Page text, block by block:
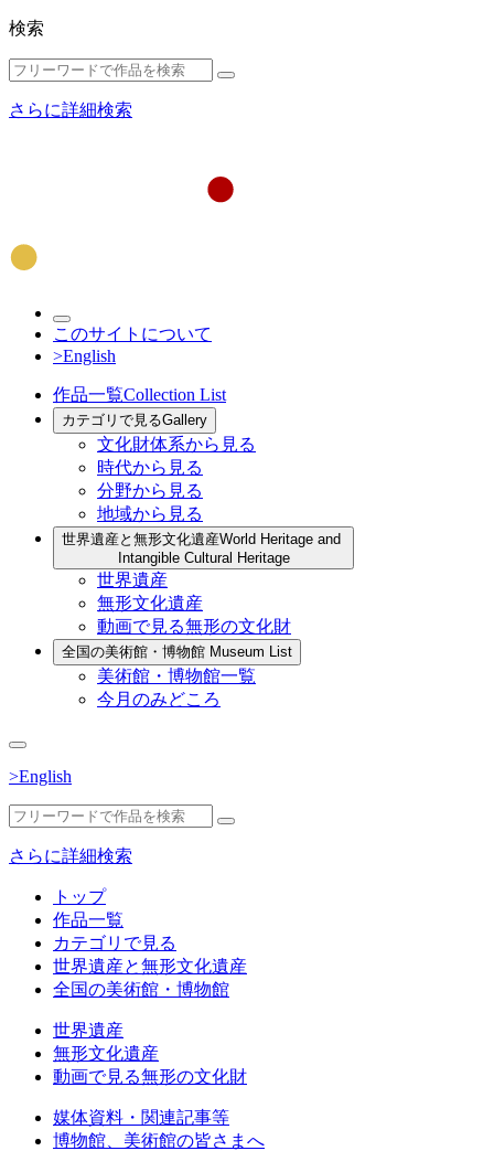
検索
さらに詳細検索
このサイトについて
>English
作品一覧Collection List
カテゴリで見るGallery
文化財体系から見る
時代から見る
分野から見る
地域から見る
世界遺産と無形文化遺産World Heritage and
Intangible Cultural Heritage
世界遺産
無形文化遺産
動画で見る無形の文化財
全国の美術館・博物館 Museum List
美術館・博物館一覧
今月のみどころ
>English
さらに詳細検索
トップ
作品一覧
カテゴリで見る
世界遺産と無形文化遺産
全国の美術館・博物館
世界遺産
無形文化遺産
動画で見る無形の文化財
媒体資料・関連記事等
博物館、美術館の皆さまへ